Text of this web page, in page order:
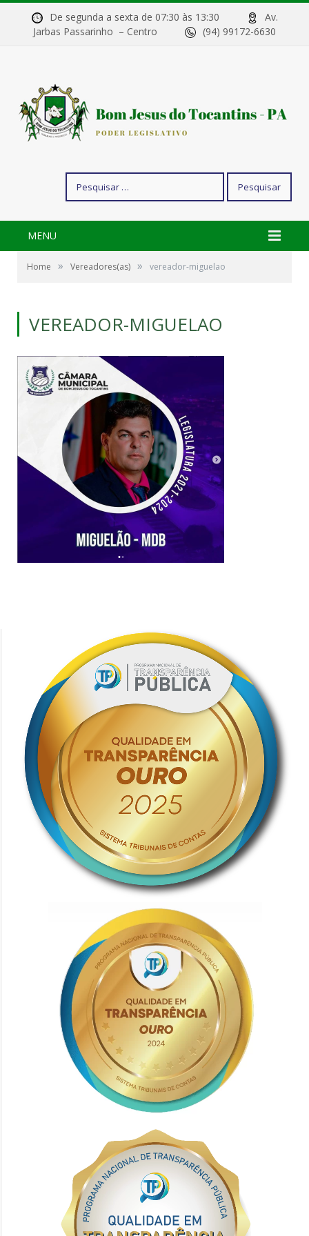
De segunda a sexta de 07:30 às 13:30
Av.
Jarbas Passarinho – Centro
(94) 99172-6630
por:
MENU
Home » Vereadores(as) » vereador-miguelao
VEREADOR-MIGUELAO